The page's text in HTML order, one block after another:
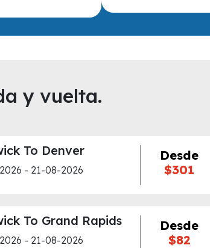
y vuelta.
To Denver
- 21-08-2026
Desde
$301
To Grand Rapids
- 21-08-2026
Desde
$82